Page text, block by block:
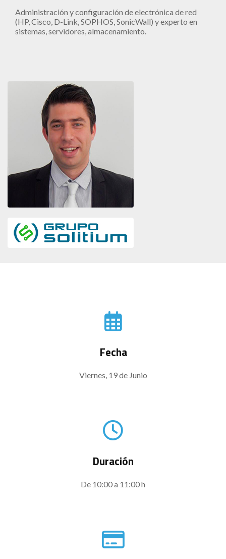
Administración y configuración de electrónica de red
(HP, Cisco, D-Link, SOPHOS, SonicWall) y experto en
sistemas, servidores, almacenamiento.
Fecha
Viernes, 19 de Junio
Duración
De 10:00 a 11:00 h